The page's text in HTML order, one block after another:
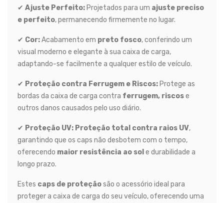
✔ Ajuste Perfeito: Projetados para um ajuste preciso
e perfeito, permanecendo firmemente no lugar.
✔ Cor:Acabamento em preto fosco, conferindo um
visual moderno e elegante à sua caixa de carga,
adaptando-se facilmente a qualquer estilo de veículo.
✔ Proteção contra Ferrugem e Riscos: Protege as
bordas da caixa de carga contra ferrugem, riscose
outros danos causados pelo uso diário.
✔ Proteção UV: Proteção total contra raios UV,
garantindo que os caps não desbotem com o tempo,
oferecendo maior resistência ao sol e durabilidade a
longo prazo.
Estes caps de proteçãosão o acessório ideal para
proteger a caixa de carga do seu veículo, oferecendo uma